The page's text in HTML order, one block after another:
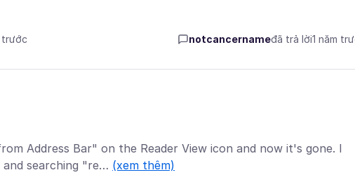
trước notcancernameđã trả lời1 năm
Address Bar" on the Reader View icon and now it's gone. I
searching "re… (xem thêm)